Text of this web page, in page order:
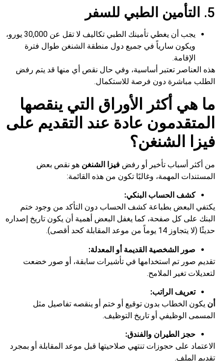
5. التأمين الطبي للسفر
يجب أن يغطي تأمينك الطبي تكاليف لا تقل عن 30,000 يورو،
ويكون سارياً في جميع دول منطقة الشنغن طوال فترة
الإقامة.
هذه العناصر تعتبر أساسية، وفي حال نقص أي منها قد يتم رفض
الطلب مباشرة دون فرصة للاستكمال.
ما هي أكثر الأوراق التي ينقصها
المتقدمون عادة عند التقديم على
فيزا الشنغن؟
من أكثر أسباب تأخير أو رفض فيزا الشنغن هو نقص بعض
المستندات المهمة، وغالبًا تكون من هذه القائمة:
كشف الحساب البنكي:
يكتفي البعض بطباعة كشف الحساب دون التأكد من وجود ختم
البنك على كل صفحة، كما يغفل البعض أهمية أن يكون تاريخ إصداره
حديثًا (لا يتجاوز 14 يوماً من موعد المقابلة كحد أقصى).
صور الشخصية القديمة أو المعدلة:
تقديم صور تم استخدامها في تأشيرات سابقة، أو صور خضعت
لتعديلات تغير الملامح.
تعريف الراتب:
أن يكون الخطاب بدون توقيع أو ختم أو ينقصه تفاصيل مثل
المسمى الوظيفي أو تاريخ التوظيف.
حجز الطيران والفندق:
الاعتماد على حجوزات تنتهي صلاحيتها قبل موعد المقابلة أو بمجرد
تقديم الملف.